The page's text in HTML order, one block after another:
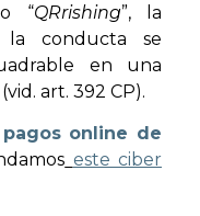
“QRrishing”, la
la conducta se
en una
art. 392 CP).
pagos online de
este ciber